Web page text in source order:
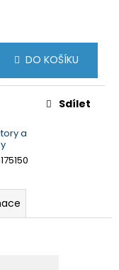
DO KOŠÍKU
a
Sdílet